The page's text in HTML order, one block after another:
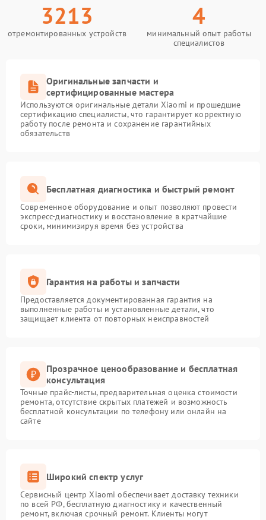
3213
отремонтированных устройств
4
минимальный опыт работы
специалистов
Оригинальные запчасти и
сертифицированные мастера
Используются оригинальные детали Xiaomi и прошедшие
сертификацию специалисты, что гарантирует корректную
работу после ремонта и сохранение гарантийных
обязательств
Бесплатная диагностика и быстрый ремонт
Современное оборудование и опыт позволяют провести
экспресс-диагностику и восстановление в кратчайшие
сроки, минимизируя время без устройства
Гарантия на работы и запчасти
Предоставляется документированная гарантия на
выполненные работы и установленные детали, что
защищает клиента от повторных неисправностей
Прозрачное ценообразование и бесплатная
консультация
Точные прайс-листы, предварительная оценка стоимости
ремонта, отсутствие скрытых платежей и возможность
бесплатной консультации по телефону или онлайн на
сайте
Широкий спектр услуг
Сервисный центр Xiaomi обеспечивает доставку техники
по всей РФ, бесплатную диагностику и качественный
ремонт, включая срочный ремонт. Клиенты могут